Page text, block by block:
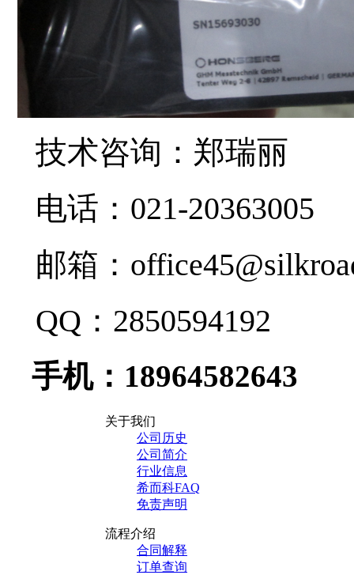
技术咨询：郑瑞丽
电话： 021-20363005
邮箱：
QQ ： 2850594192
手机： 18964582643
关于我们
公司历史
公司简介
行业信息
希而科FAQ
免责声明
流程介绍
合同解释
订单查询